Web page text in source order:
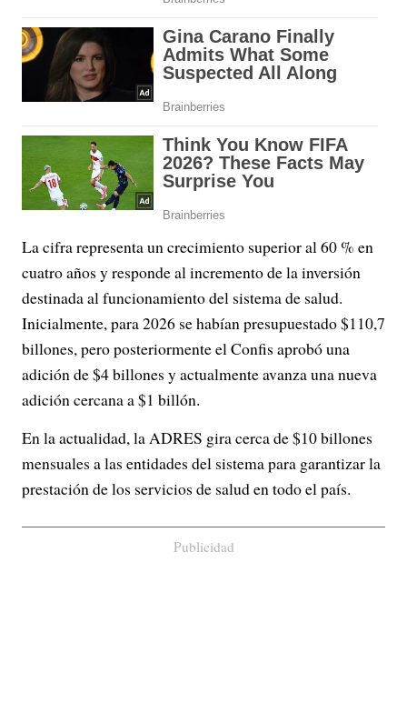
La cifra representa un crecimiento superior al 60 % en
cuatro años y responde al incremento de la inversión
destinada al funcionamiento del sistema de salud.
Inicialmente, para 2026 se habían presupuestado $110,7
billones, pero posteriormente el Confis aprobó una
adición de $4 billones y actualmente avanza una nueva
adición cercana a $1 billón.
En la actualidad, la ADRES gira cerca de $10 billones
mensuales a las entidades del sistema para garantizar la
prestación de los servicios de salud en todo el país.
Publicidad